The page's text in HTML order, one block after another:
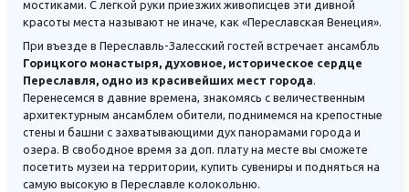
мостиками. С легкой руки приезжих живописцев эти дивной
красоты места называют не иначе, как «Переславская Венеция».
При въезде в Переславль-Залесский гостей встречает ансамбль
Горицкого монастыря, духовное, историческое сердце
Переславля, одно из красивейших мест города.
Перенесемся в давние времена, знакомясь с величественным
архитектурным ансамблем обители, поднимемся на крепостные
стены и башни с захватывающими дух панорамами города и
озера. В свободное время за доп. плату на месте вы сможете
посетить музеи на территории, купить сувениры и подняться на
самую высокую в Переславле колокольню.